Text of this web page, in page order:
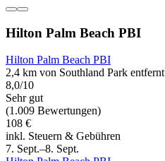
Hilton Palm Beach PBI
Hilton Palm Beach PBI
2,4 km von Southland Park entfernt
8,0/10
Sehr gut
(1.009 Bewertungen)
108 €
inkl. Steuern & Gebühren
7. Sept.–8. Sept.